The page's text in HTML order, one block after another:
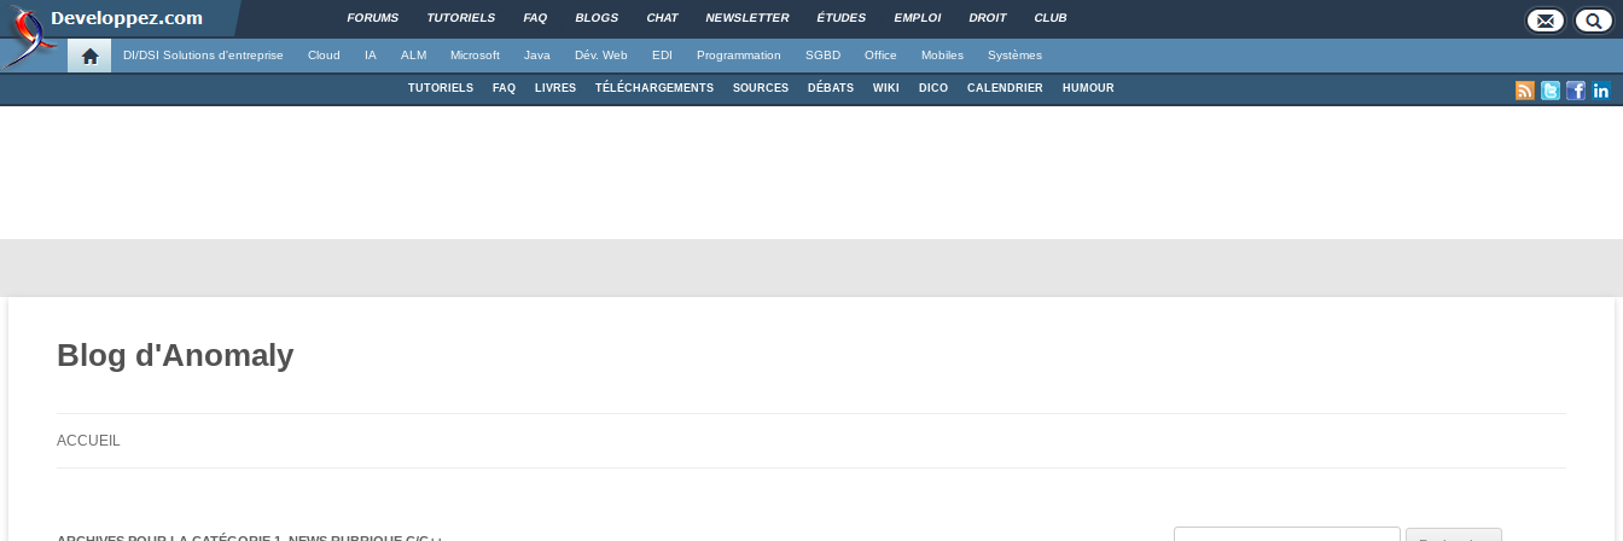
FORUMS TUTORIELS FAQ BLOGS CHAT NEWSLETTER ÉTUDES EMPLOI DROIT CLUB
DI/DSI Solutions d'entreprise Cloud IA ALM Microsoft Java Dév. Web EDI Programmation SGBD Office Mobiles Systèmes
TUTORIELS FAQ LIVRES TÉLÉCHARGEMENTS SOURCES DÉBATS WIKI DICO CALENDRIER HUMOUR
Blog d'Anomaly
ACCUEIL